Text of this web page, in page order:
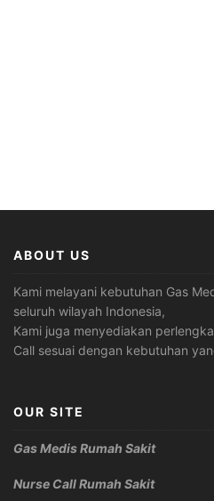
ABOUT US
Kami melayani kebutuhan Gas
seluruh wilayah Indonesia,
Kami juga menyediakan
Call sesuai dengan kebutuhan
OUR SITE
Gas Medis Rumah Sakit
Nurse Call Rumah Sakit